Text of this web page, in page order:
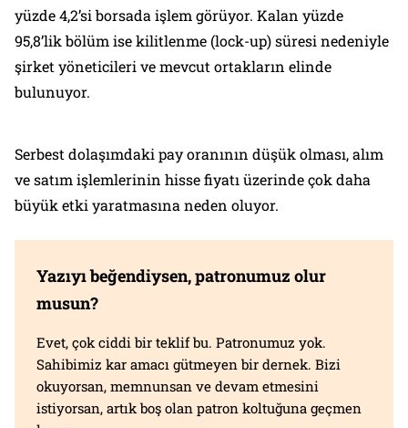
yüzde 4,2’si borsada işlem görüyor. Kalan yüzde
95,8’lik bölüm ise kilitlenme (lock-up) süresi nedeniyle
şirket yöneticileri ve mevcut ortakların elinde
bulunuyor.
Serbest dolaşımdaki pay oranının düşük olması, alım
ve satım işlemlerinin hisse fiyatı üzerinde çok daha
büyük etki yaratmasına neden oluyor.
Yazıyı beğendiysen, patronumuz olur
musun?
Evet, çok ciddi bir teklif bu. Patronumuz yok.
Sahibimiz kar amacı gütmeyen bir dernek. Bizi
okuyorsan, memnunsan ve devam etmesini
istiyorsan, artık boş olan patron koltuğuna geçmen